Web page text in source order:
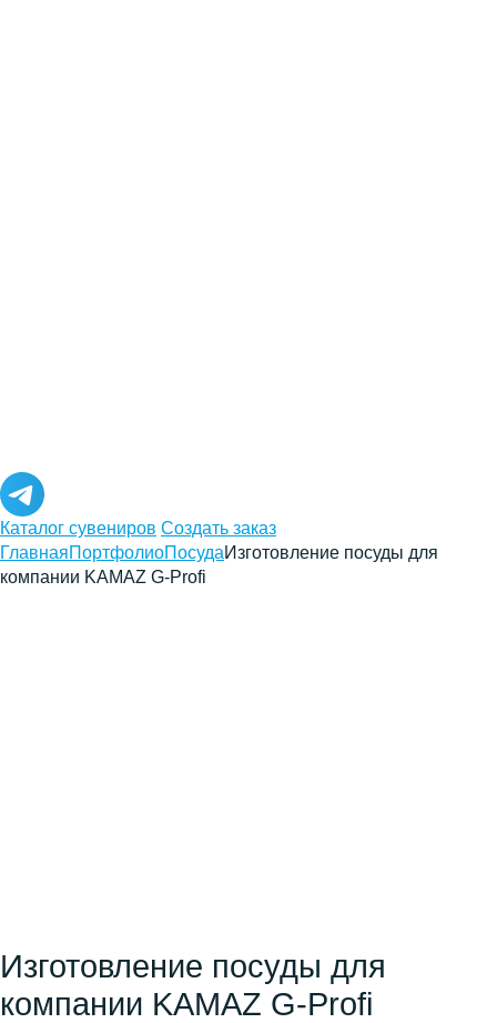
Каталог сувениров Создать заказ
ГлавнаяПортфолиоПосудаИзготовление посуды для
компании KAMAZ G-Profi
Изготовление посуды для
компании KAMAZ G-Profi